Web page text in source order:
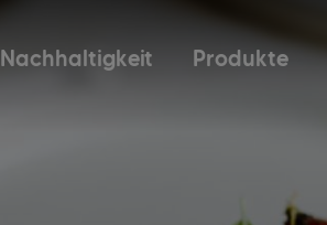
Nachhaltigkeit Produkte